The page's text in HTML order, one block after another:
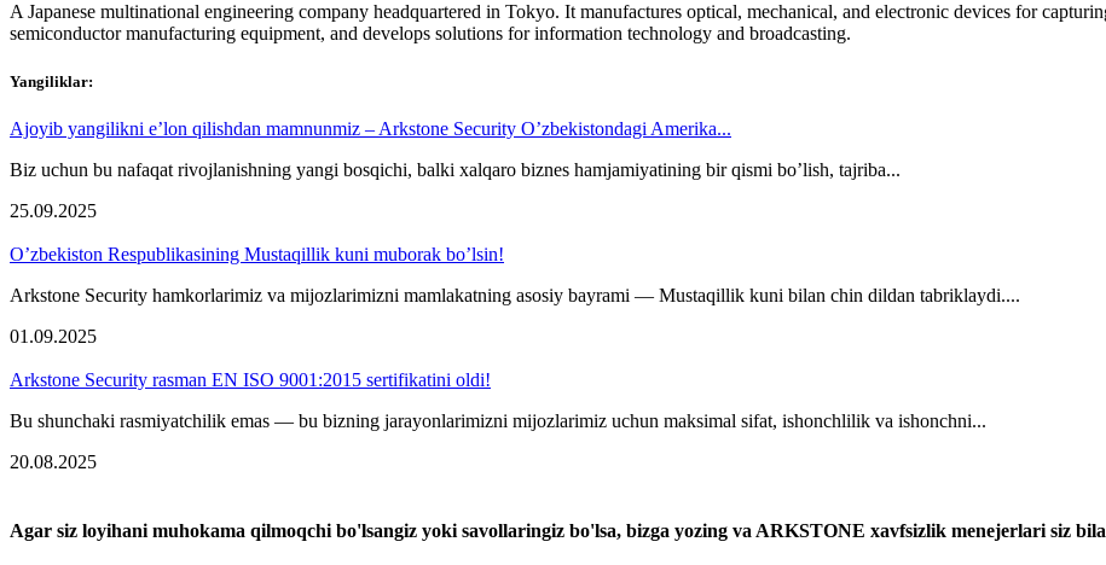
A Japanese multinational engineering company headquartered in Tokyo. It manufactures optical, mechanical, and electronic devices for
semiconductor manufacturing equipment, and develops solutions for information technology and broadcasting.
Yangiliklar:
Ajoyib yangilikni e’lon qilishdan mamnunmiz – Arkstone Security O’zbekistondagi Amerika...
Biz uchun bu nafaqat rivojlanishning yangi bosqichi, balki xalqaro biznes hamjamiyatining bir qismi bo’lish, tajriba...
25.09.2025
O’zbekiston Respublikasining Mustaqillik kuni muborak bo’lsin!
Arkstone Security hamkorlarimiz va mijozlarimizni mamlakatning asosiy bayrami — Mustaqillik kuni bilan chin dildan tabriklaydi....
01.09.2025
Arkstone Security rasman EN ISO 9001:2015 sertifikatini oldi!
Bu shunchaki rasmiyatchilik emas — bu bizning jarayonlarimizni mijozlarimiz uchun maksimal sifat, ishonchlilik va ishonchni...
20.08.2025
Agar siz loyihani muhokama qilmoqchi bo'lsangiz yoki savollaringiz bo'lsa, bizga yozing va ARKSTONE xavfsizlik menejerlari siz